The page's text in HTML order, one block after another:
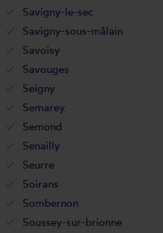
Savigny-le-sec
Savigny-sous-mâlain
Savoisy
Savouges
Seigny
Semarey
Semond
Senailly
Seurre
Soirans
Sombernon
Soussey-sur-brionne